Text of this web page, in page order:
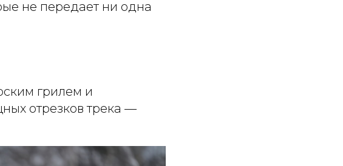
не передает ни одна
грилем и
отрезков трека —